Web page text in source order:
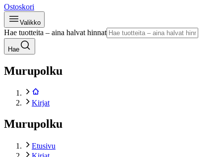
Ostoskori
Valikko
Hae tuotteita – aina halvat hinnat
Hae
Murupolku
Kirjat
Murupolku
Etusivu